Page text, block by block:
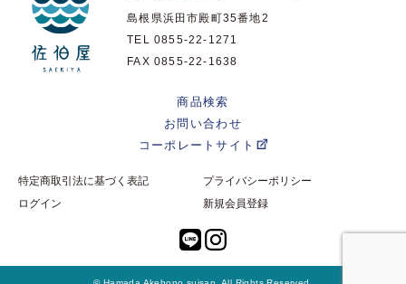
島根県浜田市殿町35番地2
TEL 0855-22-1271
FAX 0855-22-1638
商品検索
お問い合わせ
コーポレートサイト
特定商取引法に基づく表記
プライバシーポリシー
ログイン
新規会員登録